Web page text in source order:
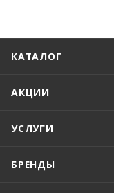
КАТАЛОГ
АКЦИИ
УСЛУГИ
БРЕНДЫ